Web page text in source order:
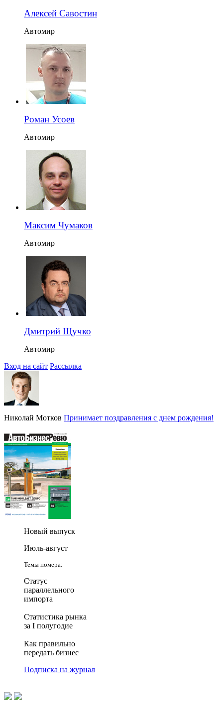
Алексей Савостин
Автомир
Роман Усоев
Автомир
Максим Чумаков
Автомир
Дмитрий Щучко
Автомир
Вход на сайт Рассылка
Николай Мотков Принимает поздравления с днем рождения!
Новый выпуск
Июль-август
Темы номера:
Статус
параллельного
импорта
Статистика рынка
за I полугодие
Как правильно
передать бизнес
Подписка на журнал